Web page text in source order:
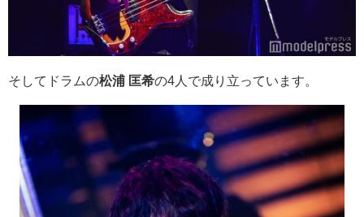
そしてドラムの松浦 匡希の4人で成り立っています。